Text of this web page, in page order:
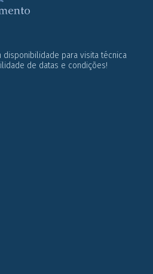
para visita técnica
de datas e condições!